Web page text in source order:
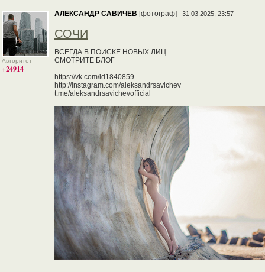
Авторитет
+24914
АЛЕКСАНДР САВИЧЕВ [фотограф] 31.03.2025, 23:57
СОЧИ
ВСЕГДА В ПОИСКЕ НОВЫХ ЛИЦ
СМОТРИТЕ БЛОГ
https://vk.com/id1840859
http://instagram.com/aleksandrsavichev
t.me/aleksandrsavichevofficial